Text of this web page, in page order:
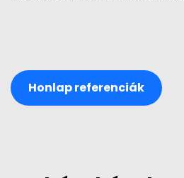
Honlap referenciák